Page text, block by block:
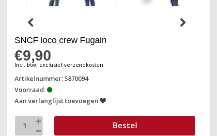
SNCF loco crew Fugain
€9,90
Incl. btw, exclusief verzendkosten
Artikelnummer: 5870094
Voorraad:
Aan verlanglijst toevoegen
Bestel